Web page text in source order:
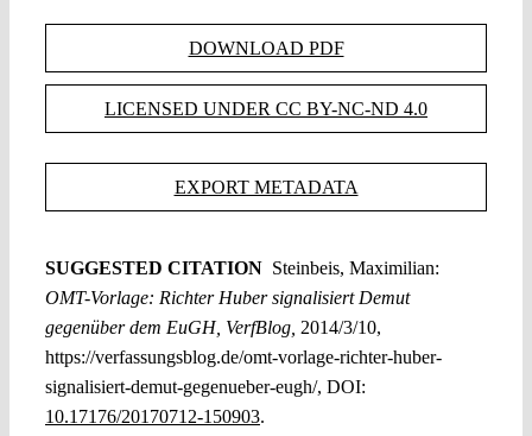
DOWNLOAD PDF
LICENSED UNDER CC BY-NC-ND 4.0
EXPORT METADATA
SUGGESTED CITATION Steinbeis, Maximilian:
OMT-Vorlage: Richter Huber signalisiert Demut
gegenüber dem EuGH, VerfBlog, 2014/3/10,
https://verfassungsblog.de/omt-vorlage-richter-huber-
signalisiert-demut-gegenueber-eugh/, DOI:
10.17176/20170712-150903.